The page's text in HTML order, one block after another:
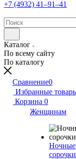
+7 (4932) 41‒91‒41
Каталог
По всему сайту
По каталогу
Сравнение0
Избранные
Корзина 0
Женщинам
Ночные
сорочки